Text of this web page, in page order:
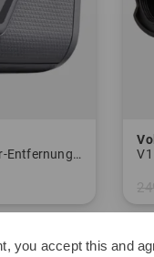
Coolshot 20i GIII Laser-Entfernungsmesser
in:
you accept this and